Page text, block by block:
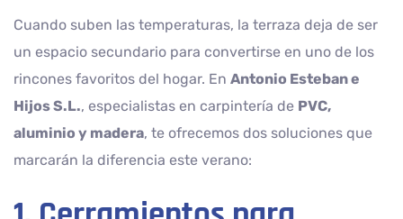
Cuando suben las temperaturas, la terraza deja de ser
un espacio secundario para convertirse en uno de los
rincones favoritos del hogar. En Antonio Esteban e
Hijos S.L., especialistas en carpintería de PVC,
aluminio y madera, te ofrecemos dos soluciones que
marcarán la diferencia este verano: